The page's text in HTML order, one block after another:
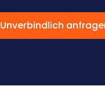
Unverbindlich